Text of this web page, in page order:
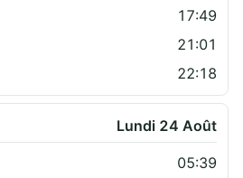
17:49
21:01
22:18
Lundi 24 Août
05:39